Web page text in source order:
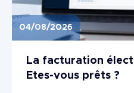
04/08/2026
La facturation
Etes-vous prêts ?